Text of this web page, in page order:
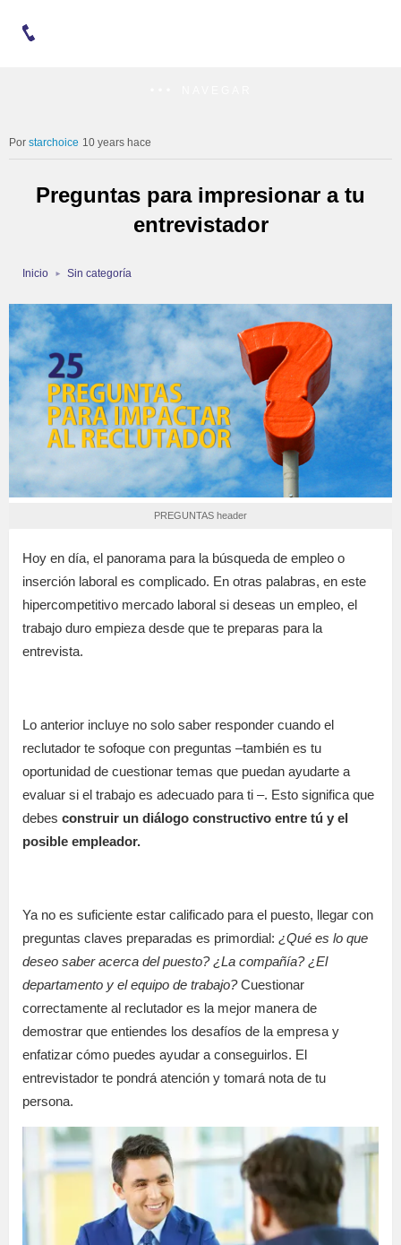
starchoice 10 years hace
Preguntas para impresionar a tu
entrevistador
Inicio Sin categoría
PREGUNTAS header
Hoy en día, el panorama para la búsqueda de empleo o
inserción laboral es complicado. En otras palabras, en este
hipercompetitivo mercado laboral si deseas un empleo, el
trabajo duro empieza desde que te preparas para la
entrevista.
Lo anterior incluye no solo saber responder cuando el
reclutador te sofoque con preguntas –también es tu
oportunidad de cuestionar temas que puedan ayudarte a
evaluar si el trabajo es adecuado para ti –. Esto significa que
debes construir un diálogo constructivo entre tú y el
posible empleador.
Ya no es suficiente estar calificado para el puesto, llegar con
preguntas claves preparadas es primordial: ¿Qué es lo que
deseo saber acerca del puesto? ¿La compañía? ¿El
departamento y el equipo de trabajo?Cuestionar
correctamente al reclutador es la mejor manera de
demostrar que entiendes los desafíos de la empresa y
enfatizar cómo puedes ayudar a conseguirlos. El
entrevistador te pondrá atención y tomará nota de tu
persona.